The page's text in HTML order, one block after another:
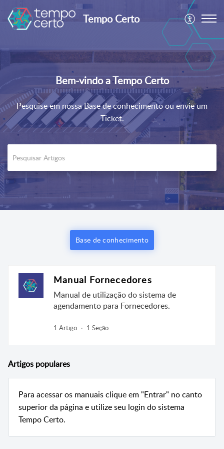
Tempo Certo
Bem-vindo a Tempo Certo
Pesquise em nossa Base de conhecimento ou envie um
Ticket.
Base de conhecimento
Manual Fornecedores
Manual de utilização do sistema de
agendamento para Fornecedores.
1 Artigo 1 Seção
Artigos populares
Para acessar os manuais clique em "Entrar" no canto
superior da página e utilize seu login do sistema
Tempo Certo.